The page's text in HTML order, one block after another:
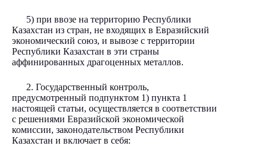
5) при ввозе на территорию Республики
Казахстан из стран, не входящих в Евразийский
экономический союз, и вывозе с территории
Республики Казахстан в эти страны
аффинированных драгоценных металлов.
2. Государственный контроль,
предусмотренный подпунктом 1) пункта 1
настоящей статьи, осуществляется в соответствии
с решениями Евразийской экономической
комиссии, законодательством Республики
Казахстан и включает в себя: